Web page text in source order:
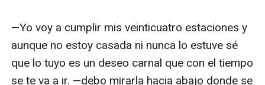
—Yo voy a cumplir mis veinticuatro estaciones y
aunque no estoy casada ni nunca lo estuve sé
que lo tuyo es un deseo carnal que con el tiempo
se te va a ir. —debo mirarla hacia abajo donde se